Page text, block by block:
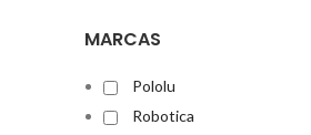
MARCAS
Pololu
Robotica